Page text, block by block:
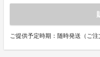
ご提供予定時期：随時発送（ご注